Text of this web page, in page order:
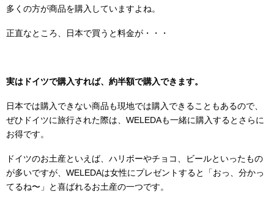
多くの方が商品を購入していますよね。
正直なところ、日本で買うと料金が・・・
実はドイツで購入すれば、約半額で購入できます。
日本では購入できない商品も現地では購入できることもあるので、
ぜひドイツに旅行された際は、WELEDAも一緒に購入するとさらに
お得です。
ドイツのお土産といえば、ハリボーやチョコ、ビールといったもの
が多いですが、WELEDAは女性にプレゼントすると「おっ、分かっ
てるね〜」と喜ばれるお土産の一つです。